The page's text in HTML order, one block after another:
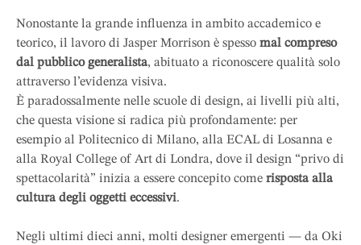
Nonostante la grande influenza in ambito accademico e
teorico, il lavoro di Jasper Morrison è spesso mal compreso
dal pubblico generalista, abituato a riconoscere qualità solo
attraverso l’evidenza visiva.
È paradossalmente nelle scuole di design, ai livelli più alti,
che questa visione si radica più profondamente: per
esempio al Politecnico di Milano, alla ECAL di Losanna e
alla Royal College of Art di Londra, dove il design “privo di
spettacolarità” inizia a essere concepito come risposta alla
cultura degli oggetti eccessivi.
Negli ultimi dieci anni, molti designer emergenti — da Oki